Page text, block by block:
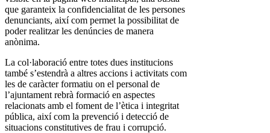
que garanteix la confidencialitat de les persones
denunciants, així com permet la possibilitat de
poder realitzar les denúncies de manera
anònima.
La col·laboració entre totes dues institucions
també s’estendrà a altres accions i activitats com
les de caràcter formatiu on el personal de
l’ajuntament rebrà formació en aspectes
relacionats amb el foment de l’ètica i integritat
pública, així com la prevenció i detecció de
situacions constitutives de frau i corrupció.